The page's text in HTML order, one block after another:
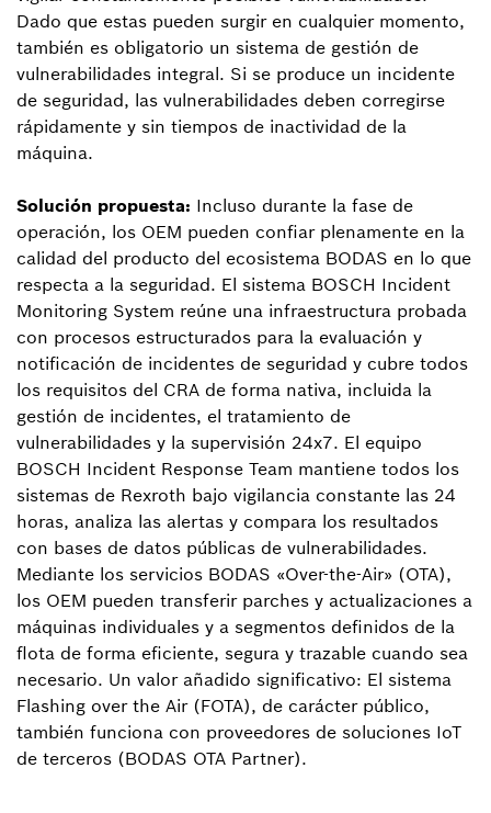
Dado que estas pueden surgir en cualquier momento,
también es obligatorio un sistema de gestión de
vulnerabilidades integral. Si se produce un incidente
de seguridad, las vulnerabilidades deben corregirse
rápidamente y sin tiempos de inactividad de la
máquina.
Solución propuesta: Incluso durante la fase de
operación, los OEM pueden confiar plenamente en la
calidad del producto del ecosistema BODAS en lo que
respecta a la seguridad. El sistema BOSCH Incident
Monitoring System reúne una infraestructura probada
con procesos estructurados para la evaluación y
notificación de incidentes de seguridad y cubre todos
los requisitos del CRA de forma nativa, incluida la
gestión de incidentes, el tratamiento de
vulnerabilidades y la supervisión 24x7. El equipo
BOSCH Incident Response Team mantiene todos los
sistemas de Rexroth bajo vigilancia constante las 24
horas, analiza las alertas y compara los resultados
con bases de datos públicas de vulnerabilidades.
Mediante los servicios BODAS «Over-the-Air» (OTA),
los OEM pueden transferir parches y actualizaciones a
máquinas individuales y a segmentos definidos de la
flota de forma eficiente, segura y trazable cuando sea
necesario. Un valor añadido significativo: El sistema
Flashing over the Air (FOTA), de carácter público,
también funciona con proveedores de soluciones IoT
de terceros (BODAS OTA Partner).